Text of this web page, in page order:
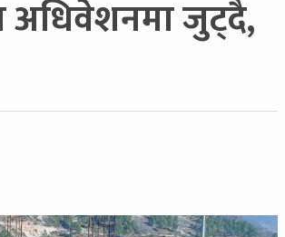
अधिवेशनमा जुट्दै,